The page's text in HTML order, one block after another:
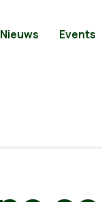
Nieuws Events